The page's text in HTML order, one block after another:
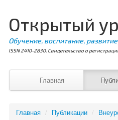
Открытый
Обучение, воспитание,
ISSN 2410-2830. Свидетельство о
Главная
Главная / Публикации /